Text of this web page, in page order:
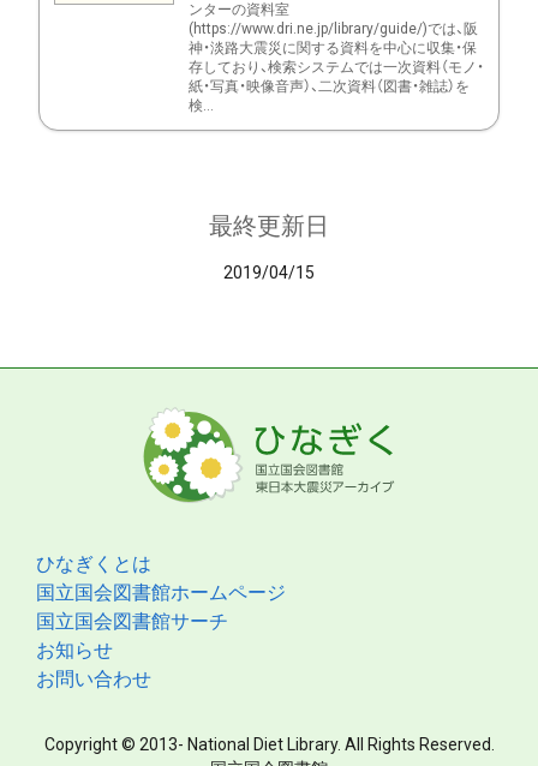
ンターの資料室
(https://www.dri.ne.jp/library/guide/)では、阪
神・淡路大震災に関する資料を中心に収集・保
存しており、検索システムでは一次資料（モノ・
紙・写真・映像音声）、二次資料（図書・雑誌）を
検...
最終更新日
2019/04/15
ひなぎくとは
国立国会図書館ホームページ
国立国会図書館サーチ
お知らせ
お問い合わせ
Copyright © 2013- National Diet Library. All Rights Reserved.